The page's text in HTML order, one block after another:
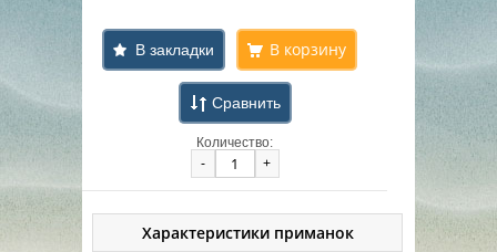
В закладки
Сравнить
Количество:
-
+
Характеристики приманок